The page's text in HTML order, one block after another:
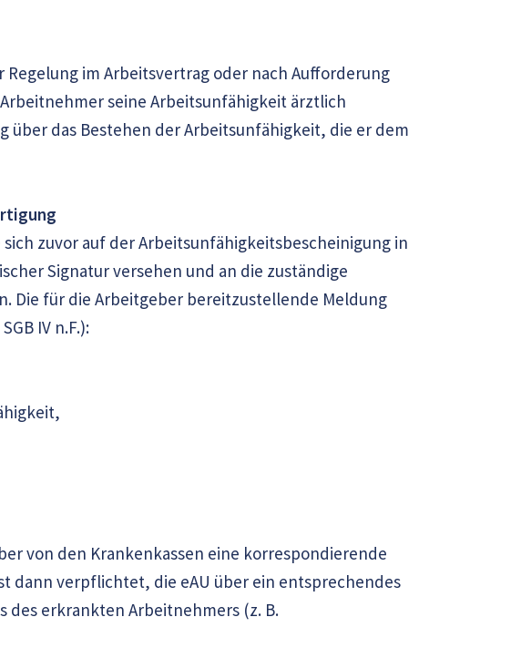
im Arbeitsvertrag oder nach Aufforderung
seine Arbeitsunfähigkeit ärztlich
das Bestehen der Arbeitsunfähigkeit, die er dem
zuvor auf der Arbeitsunfähigkeitsbescheinigung in
Signatur versehen und an die zuständige
Die für die Arbeitgeber bereitzustellende Meldung
IV n.F.):
von den Krankenkassen eine korrespondierende
dann verpflichtet, die eAU über ein entsprechendes
des erkrankten Arbeitnehmers (z. B.